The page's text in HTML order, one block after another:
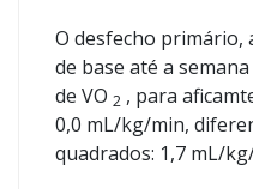
O desfecho primário,
de base até a
de VO 2 , para
0,0 mL/kg/min,
quadrados: 1,7 mL/